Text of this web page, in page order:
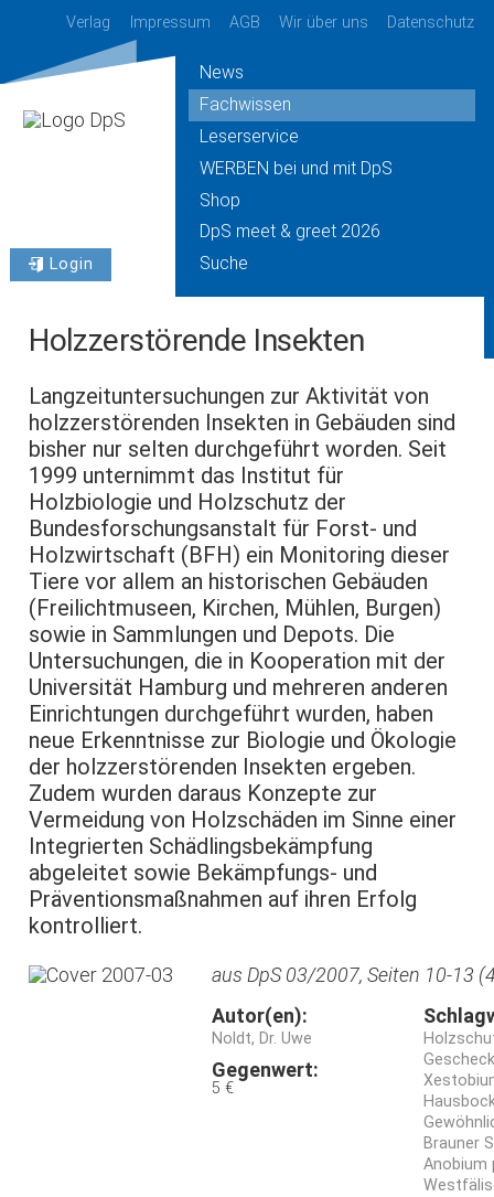
Verlag Impressum AGB Wir über uns Datenschutz
Login
News
Fachwissen
Leserservice
WERBEN bei und mit DpS
Shop
DpS meet & greet 2026
Suche
Holzzerstörende Insekten
Langzeituntersuchungen zur Aktivität von
holzzerstörenden Insekten in Gebäuden sind
bisher nur selten durchgeführt worden. Seit
1999 unternimmt das Institut für
Holzbiologie und Holzschutz der
Bundesforschungsanstalt für Forst- und
Holzwirtschaft (BFH) ein Monitoring dieser
Tiere vor allem an historischen Gebäuden
(Freilichtmuseen, Kirchen, Mühlen, Burgen)
sowie in Sammlungen und Depots. Die
Untersuchungen, die in Kooperation mit der
Universität Hamburg und mehreren anderen
Einrichtungen durchgeführt wurden, haben
neue Erkenntnisse zur Biologie und Ökologie
der holzzerstörenden Insekten ergeben.
Zudem wurden daraus Konzepte zur
Vermeidung von Holzschäden im Sinne einer
Integrierten Schädlingsbekämpfung
abgeleitet sowie Bekämpfungs- und
Präventionsmaßnahmen auf ihren Erfolg
kontrolliert.
aus DpS 03/2007, Seiten 10-13
Autor(en):
Noldt, Dr. Uwe
Gegenwert:
5 €
Brauner
Anobium